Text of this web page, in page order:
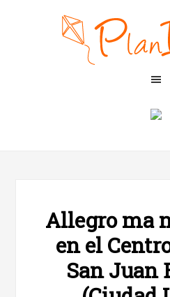
Allegro ma
en el
San Juan